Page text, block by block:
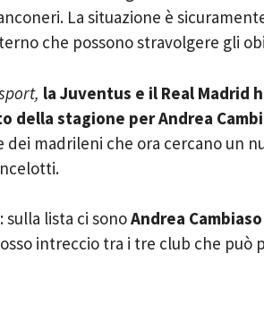
La situazione è
che possono stravolgere gli
la Juventus e il Real Madrid
della stagione per Andrea
dei madrileni che ora cercano un
sulla lista ci sonoAndrea Cambiaso
intreccio tra i tre club che può